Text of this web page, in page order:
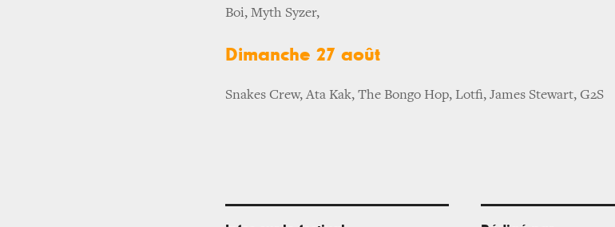
Boi, Myth Syzer,
Dimanche 27 août
Snakes Crew, Ata Kak, The Bongo Hop, Lotfi, James Stewart, G2S